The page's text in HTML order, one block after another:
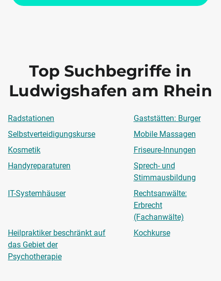
Top Suchbegriffe in
Ludwigshafen am Rhein
Radstationen
Gaststätten: Burger
Selbstverteidigungskurse
Mobile Massagen
Kosmetik
Friseure-Innungen
Handyreparaturen
Sprech- und
Stimmausbildung
IT-Systemhäuser
Rechtsanwälte:
Erbrecht
(Fachanwälte)
Heilpraktiker beschränkt auf
das Gebiet der
Psychotherapie
Kochkurse